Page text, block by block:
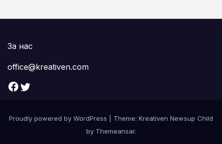
За нас
office@kreativen.com
Facebook Twitter
Proudly powered by WordPress
Theme: Kreativen Newsup Child
by Themeansar.